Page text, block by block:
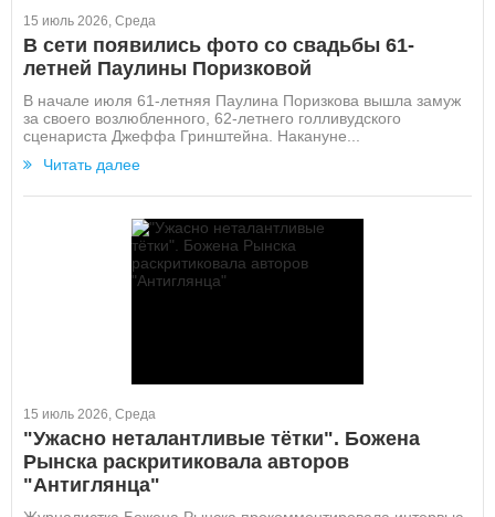
15 июль 2026, Среда
В сети появились фото со свадьбы 61-
летней Паулины Поризковой
В начале июля 61-летняя Паулина Поризкова вышла замуж
за своего возлюбленного, 62-летнего голливудского
сценариста Джеффа Гринштейна. Накануне...
Читать далее
15 июль 2026, Среда
"Ужасно неталантливые тётки". Божена
Рынска раскритиковала авторов
"Антиглянца"